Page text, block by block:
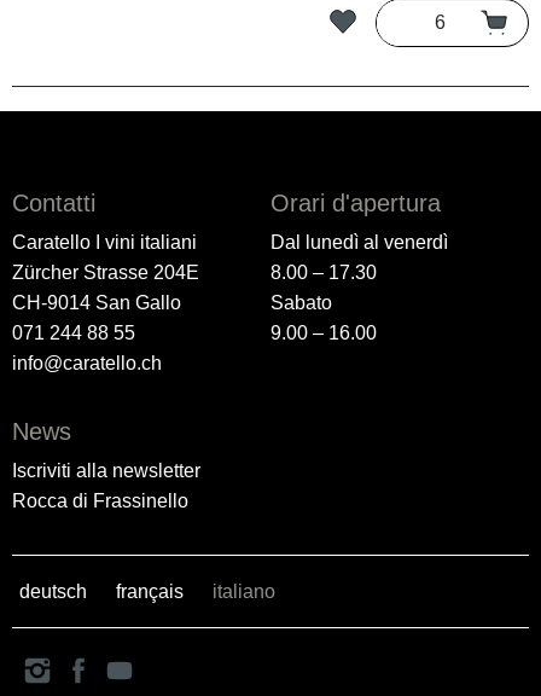
Contatti
Caratello I vini italiani
Zürcher Strasse 204E
CH-9014 San Gallo
071 244 88 55
info@caratello.ch
Orari d'apertura
Dal lunedì al venerdì
8.00 – 17.30
Sabato
9.00 – 16.00
News
Iscriviti alla newsletter
Rocca di Frassinello
deutsch français italiano